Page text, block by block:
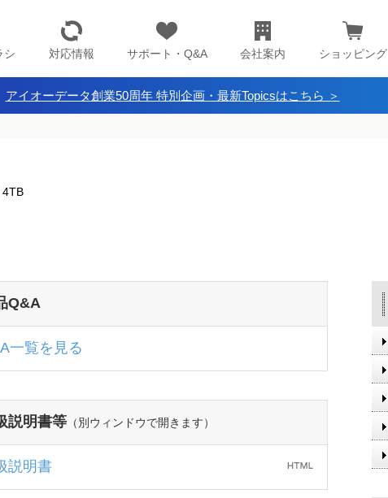
シ 対応情報 サポート・Q&A 会社案内 ショッピング
アイオーデータ創業50周年 特別企画・最新Topicsはこちら ＞
4TB
Q&A
一覧を見る
説明書等 （別ウィンドウで開きます）
説明書